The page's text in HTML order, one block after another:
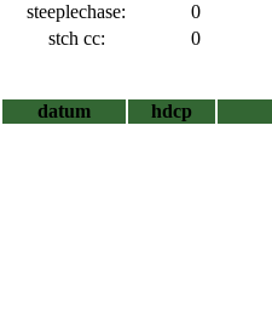
steeplechase:
0
stch cc:
0
datum
hdcp